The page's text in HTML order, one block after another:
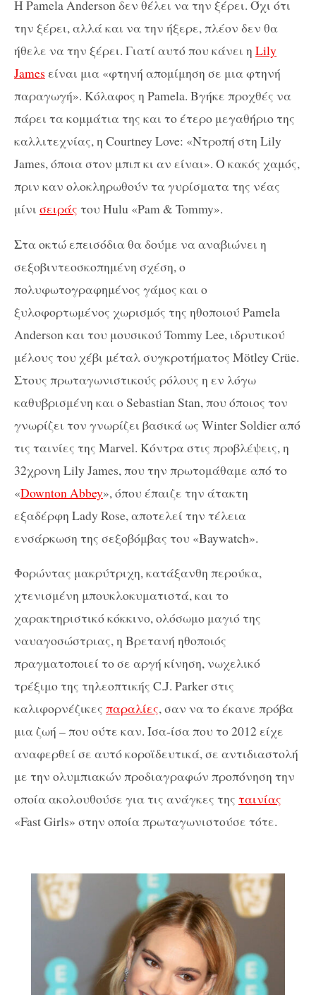
Η Pamela Anderson δεν θέλει να την ξέρει. Όχι ότι
την ξέρει, αλλά και να την ήξερε, πλέον δεν θα
ήθελε να την ξέρει. Γιατί αυτό που κάνει η Lily
James είναι μια «φτηνή απομίμηση σε μια φτηνή
παραγωγή». Κόλαφος η Pamela. Βγήκε προχθές να
πάρει τα κομμάτια της και το έτερο μεγαθήριο της
καλλιτεχνίας, η Courtney Love: «Ντροπή στη Lily
James, όποια στον μπιπ κι αν είναι». Ο κακός χαμός,
πριν καν ολοκληρωθούν τα γυρίσματα της νέας
μίνι σειράς του Hulu «Pam & Tommy».
Στα οκτώ επεισόδια θα δούμε να αναβιώνει η
σεξοβιντεοσκοπημένη σχέση, ο
πολυφωτογραφημένος γάμος και ο
ξυλοφορτωμένος χωρισμός της ηθοποιού Pamela
Anderson και του μουσικού Tommy Lee, ιδρυτικού
μέλους του χέβι μέταλ συγκροτήματος Mötley Crüe.
Στους πρωταγωνιστικούς ρόλους η εν λόγω
καθυβρισμένη και ο Sebastian Stan, που όποιος τον
γνωρίζει τον γνωρίζει βασικά ως Winter Soldier από
τις ταινίες της Marvel. Κόντρα στις προβλέψεις, η
32χρονη Lily James, που την πρωτομάθαμε από το
«Downton Abbey», όπου έπαιζε την άτακτη
εξαδέρφη Lady Rose, αποτελεί την τέλεια
ενσάρκωση της σεξοβόμβας του «Baywatch».
Φορώντας μακρύτριχη, κατάξανθη περούκα,
χτενισμένη μπουκλοκυματιστά, και το
χαρακτηριστικό κόκκινο, ολόσωμο μαγιό της
ναυαγοσώστριας, η Βρετανή ηθοποιός
πραγματοποιεί το σε αργή κίνηση, νωχελικό
τρέξιμο της τηλεοπτικής C.J. Parker στις
καλιφορνέζικες παραλίες, σαν να το έκανε πρόβα
μια ζωή – που ούτε καν. Ίσα-ίσα που το 2012 είχε
αναφερθεί σε αυτό κοροϊδευτικά, σε αντιδιαστολή
με την ολυμπιακών προδιαγραφών προπόνηση την
οποία ακολουθούσε για τις ανάγκες της ταινίας
«Fast Girls» στην οποία πρωταγωνιστούσε τότε.